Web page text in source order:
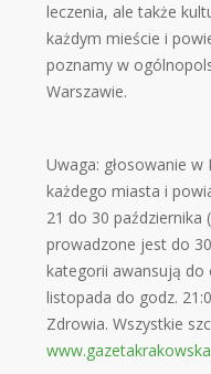
leczenia, ale także
każdym mieście i
poznamy w
Warszawie.
Uwaga: głosowanie
każdego miasta i
21 do 30 października
prowadzone jest do
kategorii awansują do
listopada do godz.
Zdrowia. Wszystkie